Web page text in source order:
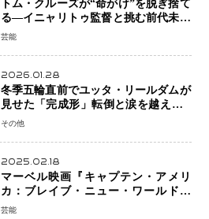
トム・クルーズが“命がけ”を脱ぎ捨て
る―イニャリトゥ監督と挑む前代未聞
の大惨事コメディ「DIGGER ディガ
芸能
2026.01.28
冬季五輪直前でユッタ・リールダムが
見せた「完成形」転倒と涙を越えて─
ミラノで金を狙うオランダ女王の現在
その他
2025.02.18
マーベル映画『キャプテン・アメリ
カ：ブレイブ・ニュー・ワールド』
新ブラック・ウィドウ役のシラ・ハー
芸能